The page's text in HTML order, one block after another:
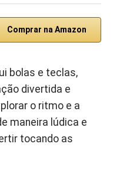
Comprar na Amazon
bolas e teclas,
divertida e
o ritmo e a
maneira lúdica e
tocando as